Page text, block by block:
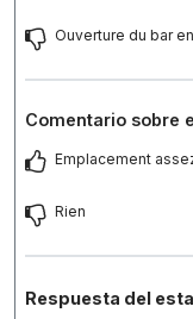
Ouverture du bar
Comentario sobre
Emplacement
Rien
Respuesta del